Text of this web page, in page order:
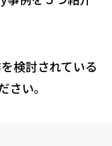
検討されている
い。